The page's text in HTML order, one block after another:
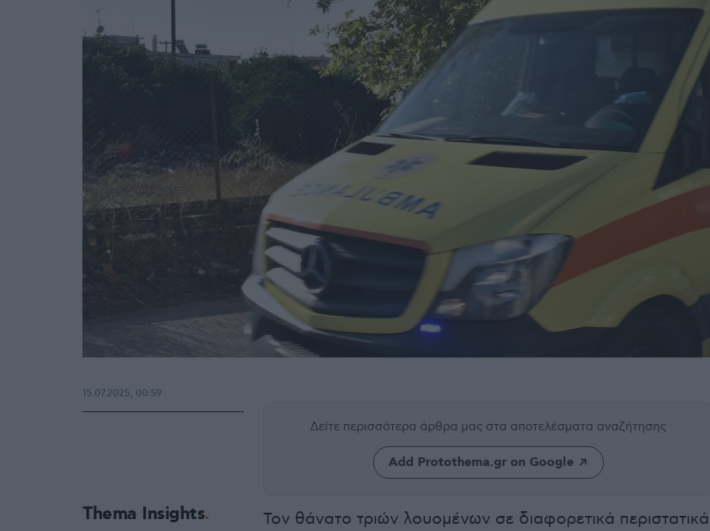
Δείτε περισσότερα άρθρα μας στα αποτελέσματα αναζήτησης
Add Protothema.gr on Google
Τον θάνατο τριών λουομένων σε διαφορετικά περιστατικά
15.07.2025, 00:59
Thema Insights